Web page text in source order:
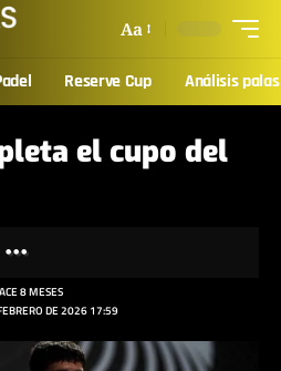
Aa
Reserve Cup Análisis palas
el cupo del
DE 2026 17:59
8 MESES